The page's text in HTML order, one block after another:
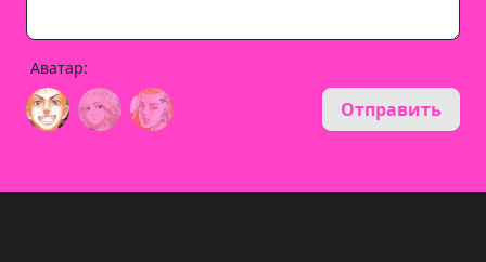
Аватар:
Отправить